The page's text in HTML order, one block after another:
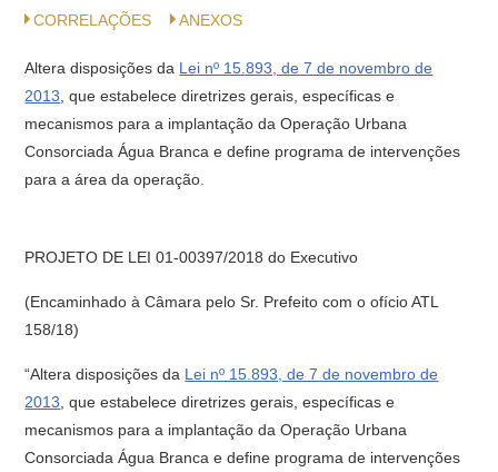
CORRELAÇÕES ANEXOS
Altera disposições da Lei nº 15.893, de 7 de novembro de
2013 , que estabelece diretrizes gerais, específicas e
mecanismos para a implantação da Operação Urbana
Consorciada Água Branca e define programa de intervenções
para a área da operação.
PROJETO DE LEI 01-00397/2018 do Executivo
(Encaminhado à Câmara pelo Sr. Prefeito com o ofício ATL
158/18)
“Altera disposições da Lei nº 15.893, de 7 de novembro de
2013 , que estabelece diretrizes gerais, específicas e
mecanismos para a implantação da Operação Urbana
Consorciada Água Branca e define programa de intervenções